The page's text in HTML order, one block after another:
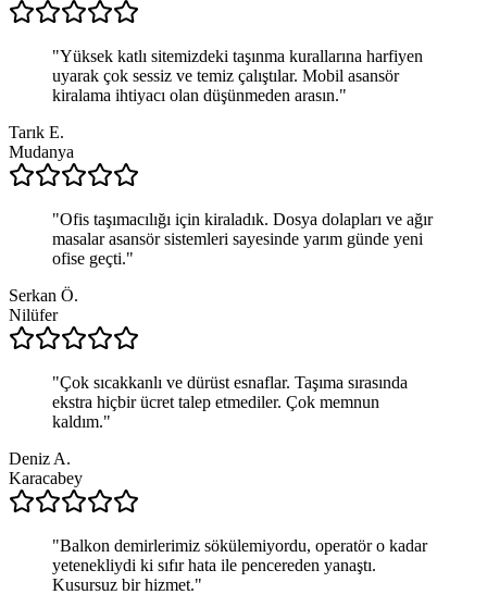
"Yüksek katlı sitemizdeki taşınma kurallarına harfiyen
uyarak çok sessiz ve temiz çalıştılar. Mobil asansör
kiralama ihtiyacı olan düşünmeden arasın."
Tarık E.
Mudanya
"Ofis taşımacılığı için kiraladık. Dosya dolapları ve ağır
masalar asansör sistemleri sayesinde yarım günde yeni
ofise geçti."
Serkan Ö.
Nilüfer
"Çok sıcakkanlı ve dürüst esnaflar. Taşıma sırasında
ekstra hiçbir ücret talep etmediler. Çok memnun
kaldım."
Deniz A.
Karacabey
"Balkon demirlerimiz sökülemiyordu, operatör o kadar
yetenekliydi ki sıfır hata ile pencereden yanaştı.
Kusursuz bir hizmet."